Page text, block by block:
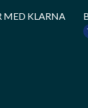
MED KLARNA